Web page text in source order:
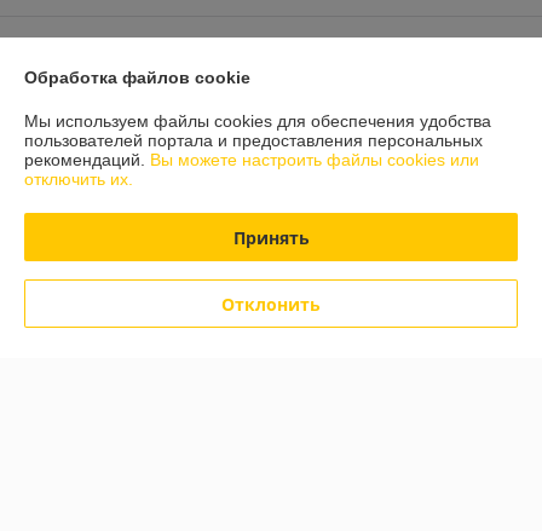
График работы
Полная версия сайта
Сайт создан на платформе Deal.by
Обработка файлов cookie
Мы используем файлы cookies для обеспечения удобства
пользователей портала и предоставления персональных
рекомендаций. Вы можете настроить файлы cookies или
отключить их.
Принять
Отклонить